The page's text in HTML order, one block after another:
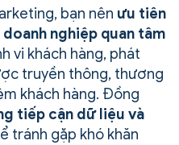
bạn nên ưu tiên
nghiệp quan tâm
vi khách hàng, phát
truyền thông, thương
khách hàng. Đồng
tiếp cận dữ liệu và
tránh gặp khó khăn